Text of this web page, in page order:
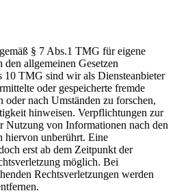
§ 7 Abs.1 TMG für eigene
den allgemeinen Gesetzen
TMG sind wir als Diensteanbieter
oder gespeicherte fremde
nach Umständen zu forschen,
hinweisen. Verpflichtungen zur
Nutzung von Informationen nach den
hiervon unberührt. Eine
erst ab dem Zeitpunkt der
möglich. Bei
Rechtsverletzungen werden